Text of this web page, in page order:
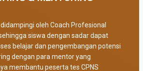
oleh Coach Profesional
siswa dengan sadar dapat
belajar dan pengembangan potensi
dengan para mentor yang
membantu peserta tes CPNS